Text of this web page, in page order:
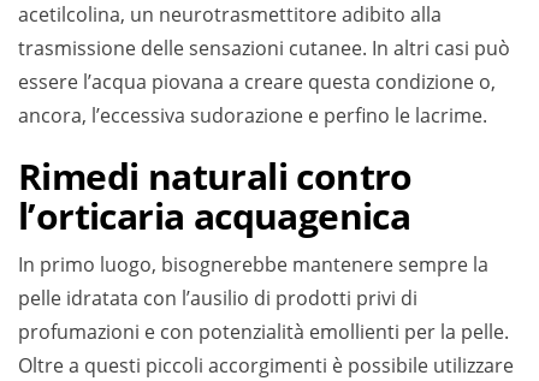
acetilcolina, un neurotrasmettitore adibito alla
trasmissione delle sensazioni cutanee. In altri casi può
essere l’acqua piovana a creare questa condizione o,
ancora, l’eccessiva sudorazione e perfino le lacrime.
Rimedi naturali contro
l’orticaria acquagenica
In primo luogo, bisognerebbe mantenere sempre la
pelle idratata con l’ausilio di prodotti privi di
profumazioni e con potenzialità emollienti per la pelle.
Oltre a questi piccoli accorgimenti è possibile utilizzare